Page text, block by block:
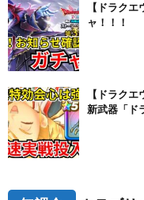
【ドラク
ャ！！！
【ドラク
新武器「ド